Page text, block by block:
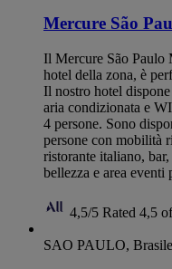
Mercure São
Il Mercure São Paulo
hotel della zona, è
Il nostro hotel
aria condizionata e
4 persone. Sono
persone con mobilità
ristorante italiano,
bellezza e area eventi
4,5/5 Rated 4,5
SAO PAULO, Brasile